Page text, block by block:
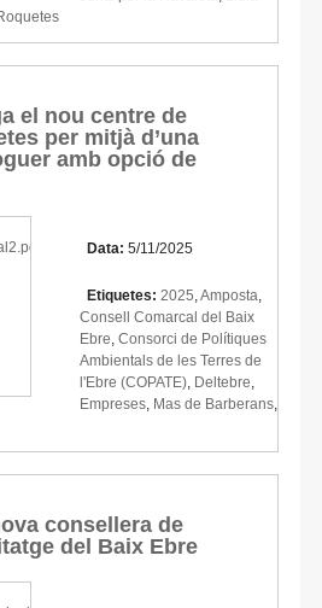
el nou centre de
per mitjà d’una
amb opció de
Data: 5/11/2025
Etiquetes: 2025 Amposta
Consell Comarcal del Baix
Ebre Consorci de Polítiques
Ambientals de les Terres de
l'Ebre (COPATE) Deltebre
Empreses Mas de Barberans
consellera de
del Baix Ebre